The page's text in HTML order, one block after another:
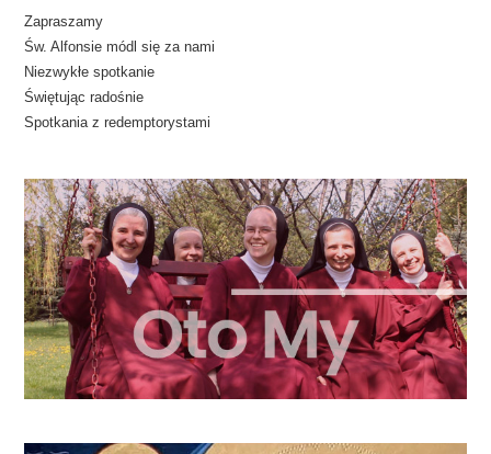
Zapraszamy
Św. Alfonsie módl się za nami
Niezwykłe spotkanie
Świętując radośnie
Spotkania z redemptorystami